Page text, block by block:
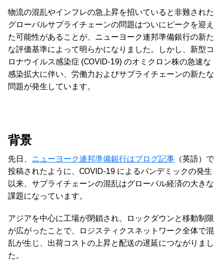
物流の混乱やインフレの急上昇を招いていると非難された
グローバルサプライチェーンの問題はついにピークを迎え
た可能性があることが、ニューヨーク連邦準備銀行の新た
な評価基準によって明らかになりました。しかし、新型コ
ロナウイルス感染症 (COVID-19) のオミクロン株の急速な
感染拡大に伴い、労働力およびサプライチェーンの新たな
問題が発生しています。
背景
先日、 ニューヨーク連邦準備銀行はブログ記事 （英語）で
投稿されたように、COVID-19 によるパンデミックの発生
以来、サプライチェーンの混乱はグローバル経済の大きな
課題になっています。
アジアを中心に工場が閉鎖され、ロックダウンと移動制限
が広がったことで、ロジスティクスネットワーク全体で混
乱が生じ、出荷コストの上昇と配送の遅延につながりまし
た。